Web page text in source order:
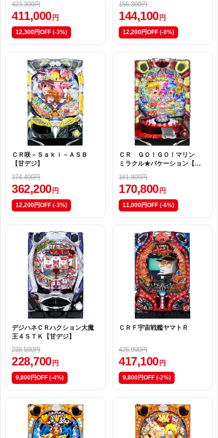
423,300円
411,000 円
12,300円OFF (-3%)
156,300円
144,100 円
12,200円OFF (-8%)
ＣＲ咲－Ｓａｋｉ－ＡＳＢ
【甘デジ】
374,400円
362,200 円
12,200円OFF (-3%)
ＣＲ ＧＯ！ＧＯ！マリン
ミラクル★バケーション【Ｙ
181,800円
170,800 円
11,000円OFF (-6%)
デジハネＣＲハクション大魔
王４ＳＴＫ【甘デジ】
238,500円
228,700 円
9,800円OFF (-4%)
ＣＲＦ宇宙戦艦ヤマトＲ
426,900円
417,100 円
9,800円OFF (-2%)